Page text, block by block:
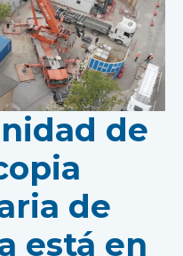
de
de
está en